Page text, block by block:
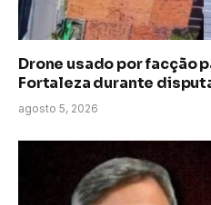
Drone usado por facção
Fortaleza durante
agosto 5, 2026